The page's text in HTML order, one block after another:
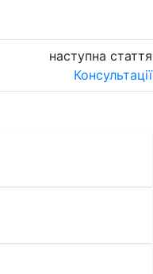
наступна стаття
Консультації